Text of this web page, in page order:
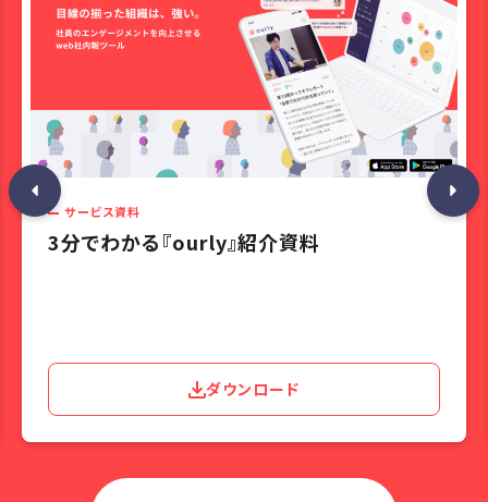
サービス資料
3分でわかる『ourly』紹介資料
ダウンロード